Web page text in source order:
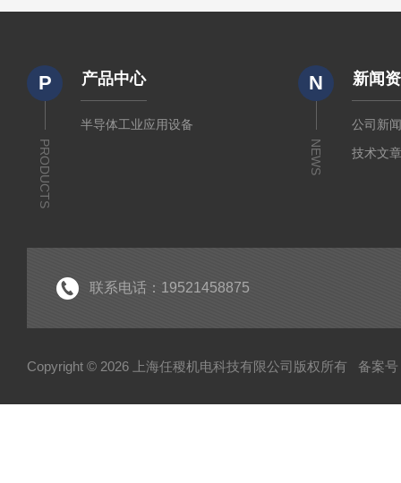
P
PRODUCTS
产品中心
半导体工业应用设备
N
NEWS
新闻
公司新
技术文
联系电话：19521458875
Copyright © 2026 上海任稷机电科技有限公司版权所有 备案号